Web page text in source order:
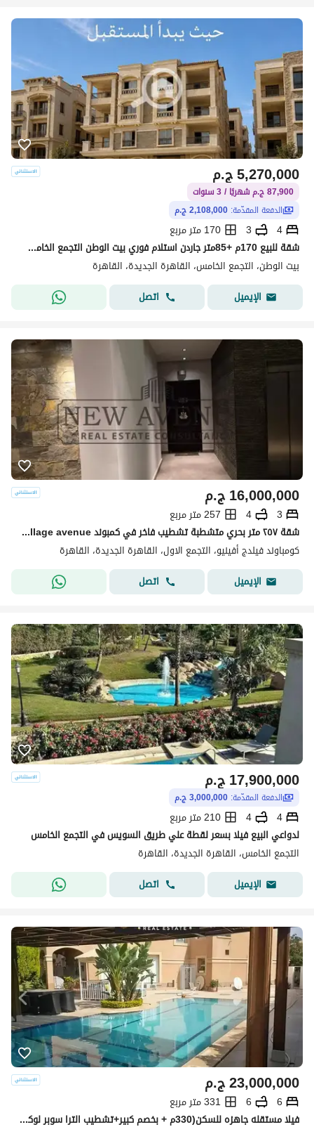
ج.م5,270,000
87,900 ج.م شهريًا / 3 سنوات
الدفعة المقدّمة: 2,108,000 ج.م
4
3
170 متر مربع
شقة للبيع 170م +85متر جاردن استلام فوري بيت الوطن التجمع الخامس من المالك مباشرة بخصم علي الكاش بالقرب من Mivida compound و AUC 5th settlement
بيت الوطن، التجمع الخامس، القاهرة الجديدة، القاهرة
الإيميل
اتصل
ج.م16,000,000
3
4
257 متر مربع
شقة ٢٥٧ متر بحري متشطبة تشطيب فاخر في كمبوند village avenue لشركة palm hills بافضل سعر
كومباوند فيلدج أفينيو، التجمع الاول، القاهرة الجديدة، القاهرة
الإيميل
اتصل
ج.م17,900,000
الدفعة المقدّمة: 3,000,000 ج.م
4
4
210 متر مربع
لدواعي البيع فيلا بسعر لقطة علي طريق السويس في التجمع الخامس
التجمع الخامس، القاهرة الجديدة، القاهرة
الإيميل
اتصل
ج.م23,000,000
6
6
331 متر مربع
فيلا مستقله جاهزه للسكن(330م + بخصم كبير+تشطيب الترا سوبر لوكس)فيلا للبيع في هايد بارك التجمع الخامس القاهره الجديده Hyde park بجوارMivida&ماونتن فيو